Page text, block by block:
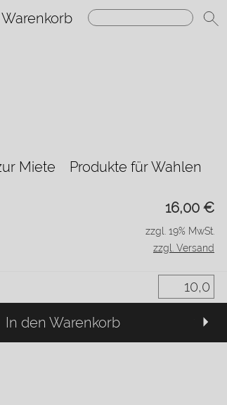
Warenkorb
Miete Produkte für Wahlen
16,00 €
zzgl. 19% MwSt.
zzgl. Versand
In den Warenkorb